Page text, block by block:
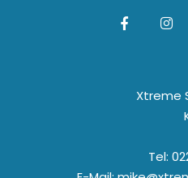
Xtreme
Tel: